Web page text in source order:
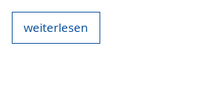
weiterlesen